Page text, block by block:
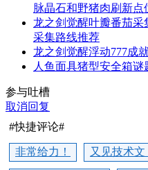
脉晶石和野猪肉刷新点
龙之剑觉醒叶瓣番茄
采集路线推荐
龙之剑觉醒浮动777成
人鱼面具猪型安全箱
参与吐槽
取消回复
#快捷评论#
非常给力！ 又见技术文